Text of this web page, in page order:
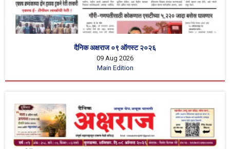
दैनिक अक्षराज ०९ ऑगस्ट २०२६
09 Aug 2026
Main Edition